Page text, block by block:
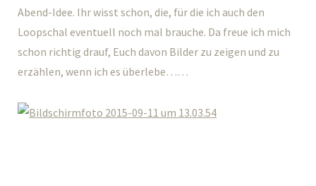
Abend-Idee. Ihr wisst schon, die, für die ich auch den
Loopschal eventuell noch mal brauche. Da freue ich mich
schon richtig drauf, Euch davon Bilder zu zeigen und zu
erzählen, wenn ich es überlebe……